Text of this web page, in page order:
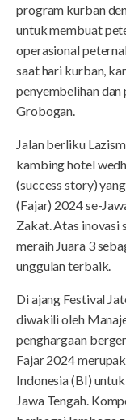
program kurban
untuk membuat
operasional
saat hari kurban,
penyembelihan dan
Grobogan.
Jalan berliku
kambing hotel
(success story)
(Fajar) 2024 se-
Zakat. Atas inovasi
meraih Juara 3
unggulan terbaik.
Di ajang Festival
diwakili oleh
penghargaan
Fajar 2024
Indonesia (BI)
Jawa Tengah.